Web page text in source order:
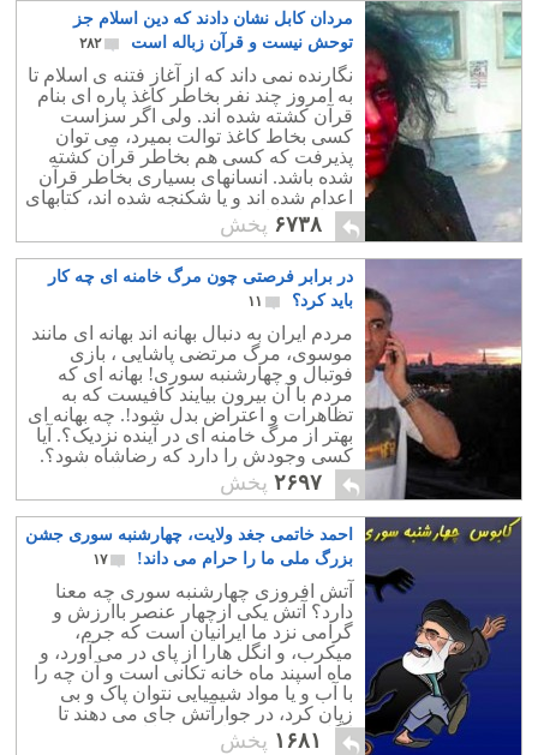
مردان کابل نشان دادند که دین اسلام جز
توحش نیست و قرآن زباله است
۲۸۲
نگارنده نمی داند که از آغاز فتنه ی اسلام تا
به امروز چند نفر بخاطر کاغذ پاره ای بنام
قرآن کشته شده اند. ولی اگر سزاست
کسی بخاط کاغذ توالت بمیرد، می توان
پذیرفت که کسی هم بخاطر قرآن کشته
شده باشد. انسانهای بسیاری بخاطر قرآن
اعدام شده اند و یا شکنجه شده اند، کتابهای
بسیاری را اعراب وحشی حجاز در زمان
حمله به ایران آتش زدند؛ آنها فریاد می زدند
« لا حکم الّا قرآن » ، تعجب و عقده ی
اعراب این بود که قرآن را تنها کتاب دارای
معرفت می دانستند و وقتی به ایران
رسیدند با دریایی از اشعار بزرگانی چون
مانی و مزدک روبرو شدند.پس با شعار
اینکه "قرآن ما را بس است" ارزشمند ترین
ذخایر 450 سال پادشاهی ساسانیان را آتش
زدند. براستی کتابی که باعث مرگ انسانها
می شود و کتلبی که بخاطرش هزاران
کتاب را آتش زده اند چه خاصیتی جز
توحش دارد؟
۶۷۳۸ پخش
در برابر فرصتی چون مرگ خامنه ای چه کار
باید کرد؟
۱۱
مردم ایران به دنبال بهانه اند بهانه ای مانند
موسوی، مرگ مرتضی پاشایی ، بازی
فوتبال و چهارشنبه سوری! بهانه ای که
مردم با آن بیرون بیایند کافیست که به
تظاهرات و اعتراض بدل شود!. چه بهانه ای
بهتر از مرگ خامنه ای در آینده نزدیک؟. آیا
کسی وجودش را دارد که رضاشاه شود؟.
حتی کسی شجاعت خمینی دجّال را دارد؟
۲۶۹۷ پخش
احمد خاتمی جغد ولایت، چهارشنبه سوری جشن
بزرگ ملی ما را حرام می داند!
۱۷
آتش افروزی چهارشنبه سوری چه معنا
دارد؟ آتش یکی ازچهار عنصر باارزش و
گرامی نزد ما ایرانیان است که جرم،
میکرب، و انگل هارا از پای در می آورد، و
ماه اسپند ماه خانه تکانی است و آن چه را
با آب و یا مواد شیمیایی نتوان پاک و بی
زیان کرد، در جوارآتش جای می دهند تا
انگل و میکرب های خود را از دست بدهد.
۱۶۸۱ پخش